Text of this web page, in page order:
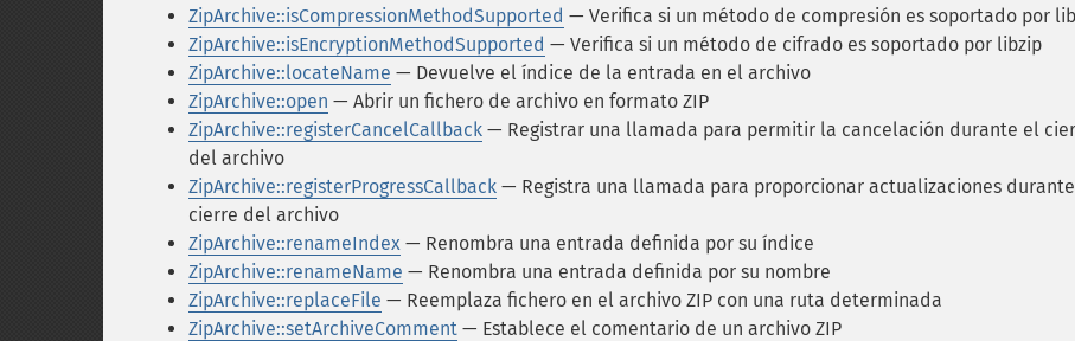
ZipArchive::isCompressionMethodSupported — Verifica si un método de compresión es soportado por
ZipArchive::isEncryptionMethodSupported — Verifica si un método de cifrado es soportado por libzip
ZipArchive::locateName — Devuelve el índice de la entrada en el archivo
ZipArchive::open — Abrir un fichero de archivo en formato ZIP
ZipArchive::registerCancelCallback — Registrar una llamada para permitir la cancelación durante el
del archivo
ZipArchive::registerProgressCallback — Registra una llamada para proporcionar actualizaciones
cierre del archivo
ZipArchive::renameIndex — Renombra una entrada definida por su índice
ZipArchive::renameName — Renombra una entrada definida por su nombre
ZipArchive::replaceFile — Reemplaza fichero en el archivo ZIP con una ruta determinada
ZipArchive::setArchiveComment — Establece el comentario de un archivo ZIP